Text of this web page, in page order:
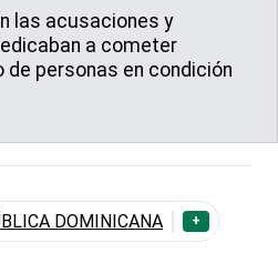
las acusaciones y
a cometer
personas en condición
DOMINICANA
+